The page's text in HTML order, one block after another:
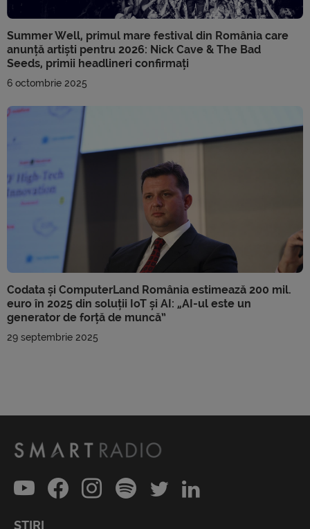
Summer Well, primul mare festival din România care
anunță artiști pentru 2026: Nick Cave & The Bad
Seeds, primii headlineri confirmați
6 octombrie 2025
Codata și ComputerLand România estimează 200 mil.
euro în 2025 din soluții IoT și AI: „AI-ul este un
generator de forță de muncă”
29 septembrie 2025
ȘTIRI